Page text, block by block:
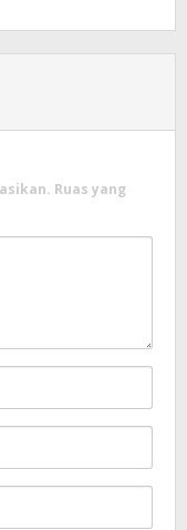
Ruas yang